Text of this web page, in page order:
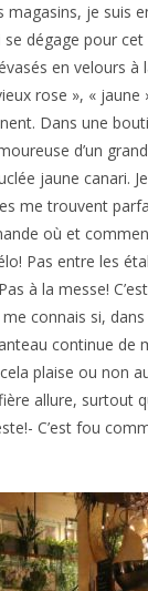
magasins, je suis
se dégage pour
en velours à
rose », «
Dans une
d’un
jaune canari.
me trouvent
où et
Pas entre les
à la messe!
connais si,
continue de
plaise ou non
allure, surtout
C’est fou